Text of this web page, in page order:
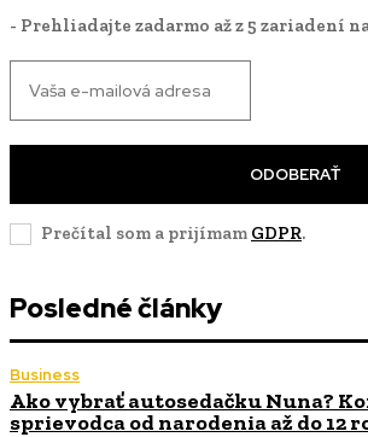
- Prehliadajte zadarmo až z 5 zariadení
ODOBERAŤ
Prečítal som a prijímam GDPR.
Posledné články
Business
Ako vybrať autosedačku Nuna?
sprievodca od narodenia až do 12